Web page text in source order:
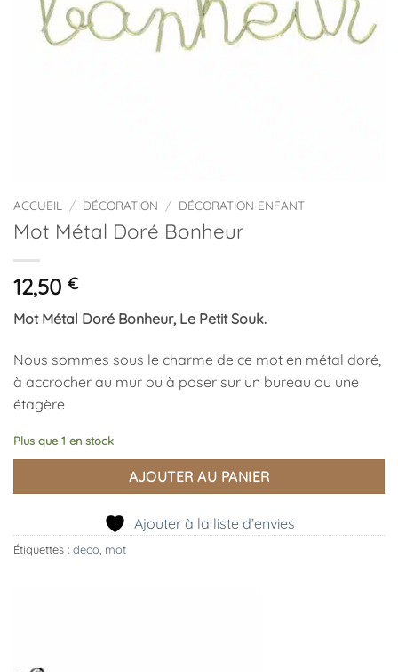
ACCUEIL / DÉCORATION / DÉCORATION ENFANT
Mot Métal Doré Bonheur
12,50 €
Mot Métal Doré Bonheur, Le Petit Souk.
Nous sommes sous le charme de ce mot en métal doré,
à accrocher au mur ou à poser sur un bureau ou une
étagère
Plus que 1 en stock
AJOUTER AU PANIER
Ajouter à la liste d’envies
Étiquettes : déco mot